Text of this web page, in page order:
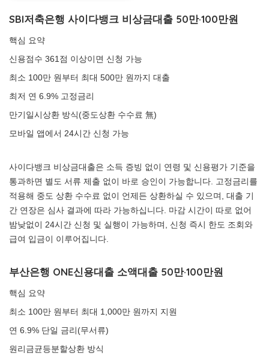
SBI저축은행 사이다뱅크 비상금대출 50만·100만원
핵심 요약
신용점수 361점 이상이면 신청 가능
최소 100만 원부터 최대 500만 원까지 대출
최저 연 6.9% 고정금리
만기일시상환 방식(중도상환 수수료 無)
모바일 앱에서 24시간 신청 가능
사이다뱅크 비상금대출은 소득 증빙 없이 연령 및 신용평가 기준을
통과하면 별도 서류 제출 없이 바로 승인이 가능합니다. 고정금리를
적용해 중도 상환 수수료 없이 언제든 상환하실 수 있으며, 대출 기
간 연장은 심사 결과에 따라 가능하십니다. 마감 시간이 따로 없어
밤낮없이 24시간 신청 및 실행이 가능하며, 신청 즉시 한도 조회와
급여 입금이 이루어집니다.
부산은행 ONE신용대출 소액대출 50만·100만원
핵심 요약
최소 100만 원부터 최대 1,000만 원까지 지원
연 6.9% 단일 금리(무서류)
원리금균등분할상환 방식